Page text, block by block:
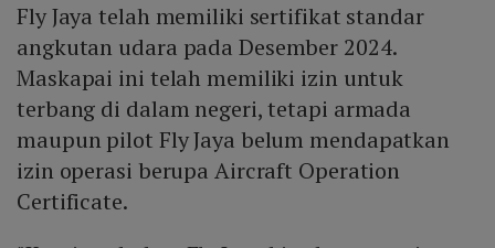
Fly Jaya telah memiliki sertifikat standar
angkutan udara pada Desember 2024.
Maskapai ini telah memiliki izin untuk
terbang di dalam negeri, tetapi armada
maupun pilot Fly Jaya belum mendapatkan
izin operasi berupa Aircraft Operation
Certificate.